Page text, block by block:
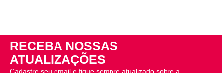
RECEBA NOSSAS
ATUALIZAÇÕES
Cadastre seu email e fique sempre atualizado sobre a